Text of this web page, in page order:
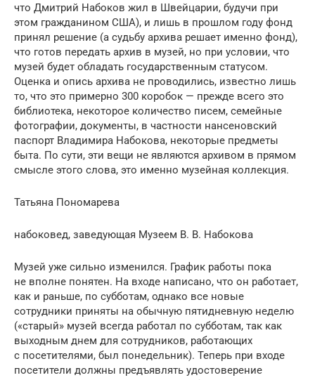
что Дмитрий Набоков жил в Швейцарии, будучи при
этом гражданином США), и лишь в прошлом году фонд
принял решение (а судьбу архива решает именно фонд),
что готов передать архив в музей, но при условии, что
музей будет обладать государственным статусом.
Оценка и опись архива не проводились, известно лишь
то, что это примерно 300 коробок — прежде всего это
библиотека, некоторое количество писем, семейные
фотографии, документы, в частности нансеновский
паспорт Владимира Набокова, некоторые предметы
быта. По сути, эти вещи не являются архивом в прямом
смысле этого слова, это именно музейная коллекция.
Татьяна Пономарева
набоковед, заведующая Музеем В. В. Набокова
Музей уже сильно изменился. График работы пока
не вполне понятен. На входе написано, что он работает,
как и раньше, по субботам, однако все новые
сотрудники приняты на обычную пятидневную неделю
(«старый» музей всегда работал по субботам, так как
выходным днем для сотрудников, работающих
с посетителями, был понедельник). Теперь при входе
посетители должны предъявлять удостоверение